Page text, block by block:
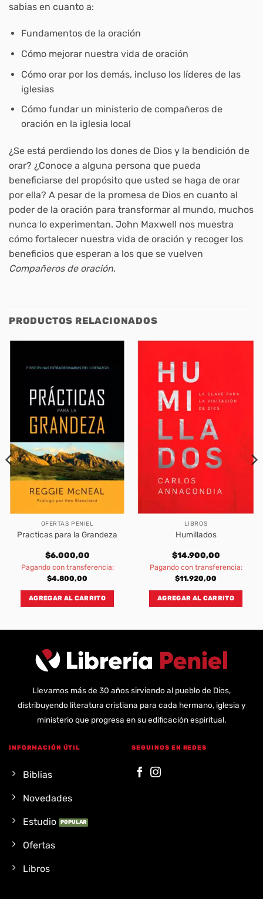
sabias en cuanto a:
Fundamentos de la oración
Cómo mejorar nuestra vida de oración
Cómo orar por los demás, incluso los líderes de las
iglesias
Cómo fundar un ministerio de compañeros de
oración en la iglesia local
¿Se está perdiendo los dones de Dios y la bendición de
orar? ¿Conoce a alguna persona que pueda
beneficiarse del propósito que usted se haga de orar
por ella? A pesar de la promesa de Dios en cuanto al
poder de la oración para transformar al mundo, muchos
nunca lo experimentan. John Maxwell nos muestra
cómo fortalecer nuestra vida de oración y recoger los
beneficios que esperan a los que se vuelven
Compañeros de oración.
PRODUCTOS RELACIONADOS
OFERTAS PENIEL
Practicas para la Grandeza
$6.000,00
Pagando con transferencia:
$4.800,00
AGREGAR AL CARRITO
LIBROS
Humillados
$14.900,00
Pagando con transferencia:
$11.920,00
AGREGAR AL CARRITO
Llevamos más de 30 años sirviendo al pueblo de Dios,
distribuyendo literatura cristiana para cada hermano, iglesia y
ministerio que progresa en su edificación espiritual.
INFORMACIÓN ÚTIL
Biblias
Novedades
Estudio
Ofertas
Libros
SEGUINOS EN REDES